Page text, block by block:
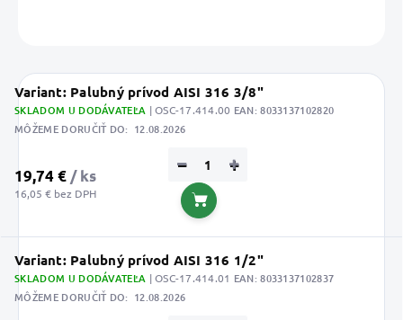
Variant: Palubný prívod AISI 316 3/8"
SKLADOM U DODÁVATEĽA | OSC-17.414.00 EAN:8033137102820
MÔŽEME DORUČIŤ DO: 12.08.2026
19,74 € / ks
16,05 € bez DPH
+
−
Do košíka
Variant: Palubný prívod AISI 316 1/2"
SKLADOM U DODÁVATEĽA | OSC-17.414.01 EAN:8033137102837
MÔŽEME DORUČIŤ DO: 12.08.2026